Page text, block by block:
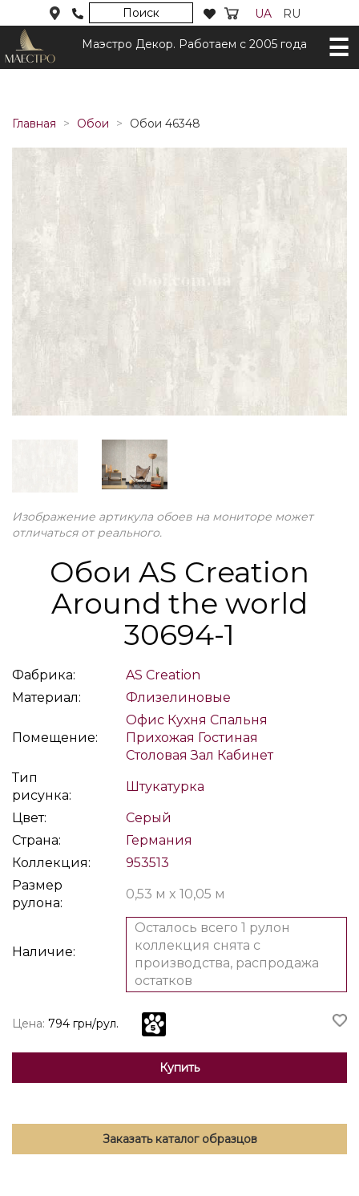
Поиск UA RU
Маэстро Декор. Работаем с 2005 года
Главная Обои Обои 46348
Изображение артикула обоев на мониторе может
отличаться от реального.
Обои AS Creation
Around the world
30694-1
Фабрика:
AS Creation
Материал:
Флизелиновые
Помещение:
Офис Кухня Спальня
Прихожая Гостиная
Столовая Зал Кабинет
Тип
рисунка:
Штукатурка
Цвет:
Серый
Страна:
Германия
Коллекция:
953513
Размер
рулона:
0,53 м x 10,05 м
Наличие:
Осталось всего 1 рулон
коллекция снята с
производства, распродажа
остатков
Цена: 794 грн/рул.
Купить
Заказать каталог образцов